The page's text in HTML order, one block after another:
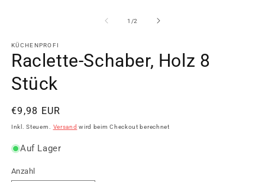
1 /von
2
KÜCHENPROFI
Raclette-Schaber, Holz 8
Stück
Normaler
Preis
€9,98 EUR
Inkl. Steuern. Versand wird beim Checkout berechnet
Auf Lager
Anzahl